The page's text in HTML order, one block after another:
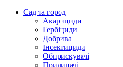
Сад та город
Акарициди
Гербіциди
Добрива
Інсектициди
Обприскувачі
Прилипачі